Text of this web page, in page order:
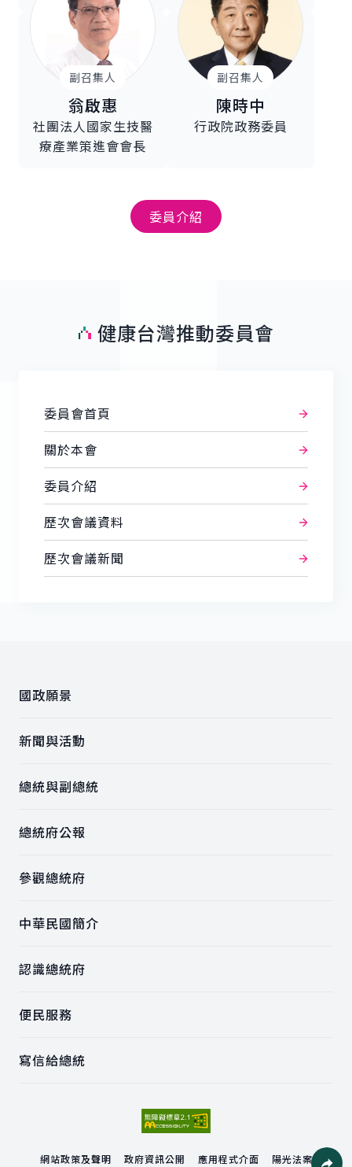
委員介紹
副召集人
翁啟惠
社團法人國家生技醫
療產業策進會會長
副召集人
陳時中
行政院政務委員
健康台灣推動委員會
委員會首頁
關於本會
委員介紹
歷次會議資料
歷次會議新聞
國政願景
新聞與活動
總統與副總統
總統府公報
參觀總統府
中華民國簡介
認識總統府
便民服務
寫信給總統
網站政策及聲明 政府資訊公開 應用程式介面 陽光法案